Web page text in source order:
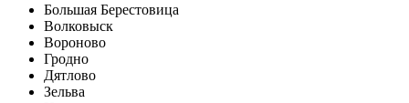
Большая Берестовица
Волковыск
Вороново
Гродно
Дятлово
Зельва